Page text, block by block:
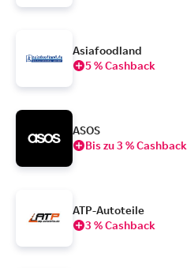
Asiafoodland
5 % Cashback
ASOS
Bis zu 3 % Cashback
ATP-Autoteile
3 % Cashback